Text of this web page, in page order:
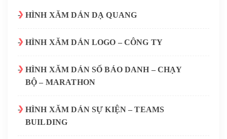
HÌNH XĂM DÁN DẠ QUANG
HÌNH XĂM DÁN LOGO – CÔNG TY
HÌNH XĂM DÁN SỐ BÁO DANH – CHẠY
BỘ – MARATHON
HÌNH XĂM DÁN SỰ KIỆN – TEAMS
BUILDING